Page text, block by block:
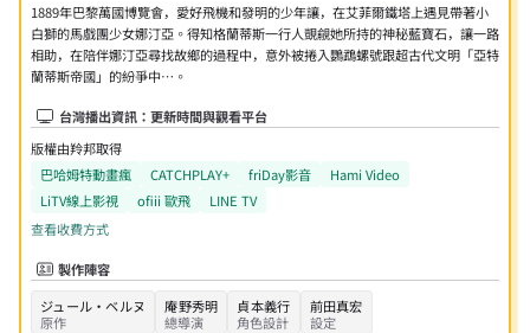
1889年巴黎萬國博覽會，愛好飛機和發明的少年讓，在艾菲爾鐵塔上遇見帶著小
白獅的馬戲團少女娜汀亞。得知格蘭蒂斯一行人覬覦她所持的神秘藍寶石，讓一路
相助，在陪伴娜汀亞尋找故鄉的過程中，意外被捲入鸚鵡螺號跟超古代文明「亞特
蘭蒂斯帝國」的紛爭中…。
台灣播出資訊：更新時間與觀看平台
版權由羚邦取得
巴哈姆特動畫瘋
CATCHPLAY+ friDay影音
Hami Video
LiTV線上影視
ofiii 歐飛
LINE TV
查看收費方式
製作陣容
ジュール・ベルヌ
原作
庵野秀明
總導演
貞本義行
角色設計
前田真宏
設定